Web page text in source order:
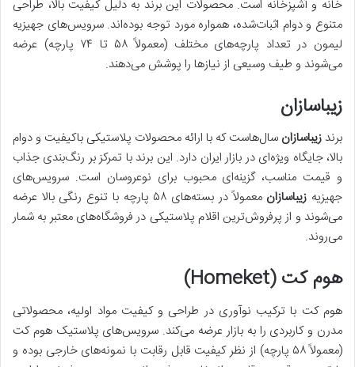
خانه و آشپزخانه است. محصولات این برند به دلیل کیفیت بالا، طراحی
متنوع و دوام اثبات‌شده، همواره مورد توجه بوده‌اند. سرویس‌های جهیزیه
لیمون در تعداد پارچه‌های مختلف (معمولاً ۵۸ تا ۷۴ پارچه) عرضه
می‌شوند و طیف وسیعی از نیازها را پوشش می‌دهند.
زیباسازان
برندزیباسازان سال‌هاست که با ارائه محصولات پلاستیکی باکیفیت و دوام
بالا، جایگاه ویژه‌ای در بازار ایران دارد. این برند با تمرکز بر رنگ‌بندی جذاب
و قیمت مناسب، گزینه‌ای محبوب برای نوعروسان است. سرویس‌های
جهیزیه زیباسازان
معمولاً در بسته‌های ۵۸ پارچه با تنوع رنگی بالا عرضه
می‌شوند و از پرفروش‌ترین اقلام پلاستیکی در فروشگاه‌های معتبر به شمار
می‌روند.
هوم کت (Homeket)
هوم کت با ترکیب نوآوری در طراحی و کیفیت مواد اولیه، محصولاتی
مدرن و کاربردی را به بازار عرضه می‌کند. سرویس‌های پلاستیک هوم کت
(معمولاً ۵۸ پارچه) از نظر کیفیت قابل رقابت با نمونه‌های خارجی بوده و